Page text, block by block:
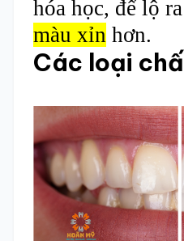
hóa học, để lộ
màu xỉn hơn.
Các loại